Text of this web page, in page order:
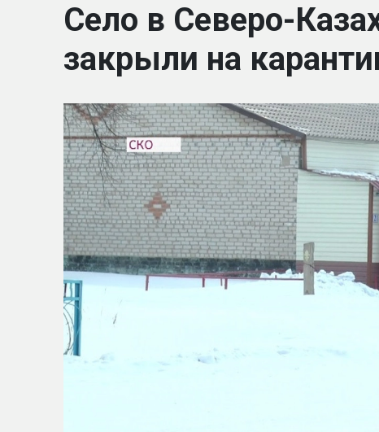
Село в Северо-
закрыли на